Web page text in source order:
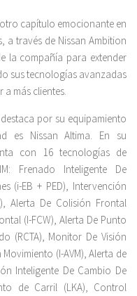
capítulo emocionante en
a través de Nissan Ambition
la compañía para extender
sus tecnologías avanzadas
más clientes.
por su equipamiento
es Nissan Altima. En su
con 16 tecnologías de
Frenado Inteligente De
(i-EB + PED), Intervención
Alerta De Colisión Frontal
(I-FCW), Alerta De Punto
(RCTA), Monitor De Visión
(I-AVM), Alerta de
Inteligente De Cambio De
de Carril (LKA), Control